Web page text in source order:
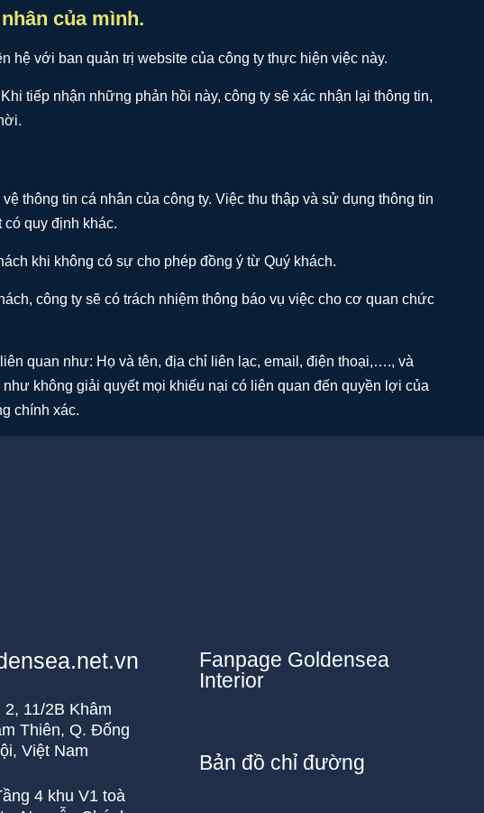
của mình.
hệ với ban quản trị website của công ty thực hiện việc này.
tiếp nhận những phản hồi này, công ty sẽ xác nhận lại thông tin,
thông tin cá nhân của công ty. Việc thu thập và sử dụng thông tin
quy định khác.
khi không có sự cho phép đồng ý từ Quý khách.
công ty sẽ có trách nhiệm thông báo vụ việc cho cơ quan chức
quan như: Họ và tên, địa chỉ liên lạc, email, điện thoại,…., và
không giải quyết mọi khiếu nại có liên quan đến quyền lợi của
chính xác.
11/2B Khâm
Thiên, Q. Đống
Việt Nam
4 khu V1 toà
Fanpage Goldensea
Interior
Bản đồ chỉ đường